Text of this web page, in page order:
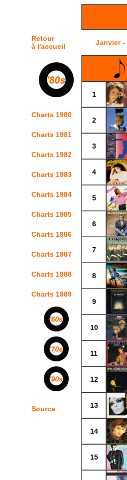
Retour
à l'accueil
Janvier-
Charts 1980
Charts 1981
Charts 1982
Charts 1983
Charts 1984
Charts 1985
Charts 1986
Charts 1987
Charts 1988
Charts 1989
Source
1
2
3
4
5
6
7
8
9
10
11
12
13
14
15